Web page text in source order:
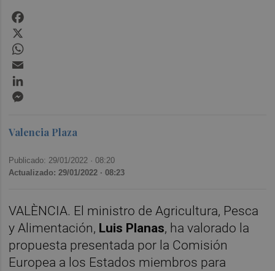
Valencia Plaza
Publicado: 29/01/2022 ·08:20
Actualizado: 29/01/2022 · 08:23
VALÈNCIA. El ministro de Agricultura, Pesca
y Alimentación, Luis Planas, ha valorado la
propuesta presentada por la Comisión
Europea a los Estados miembros para